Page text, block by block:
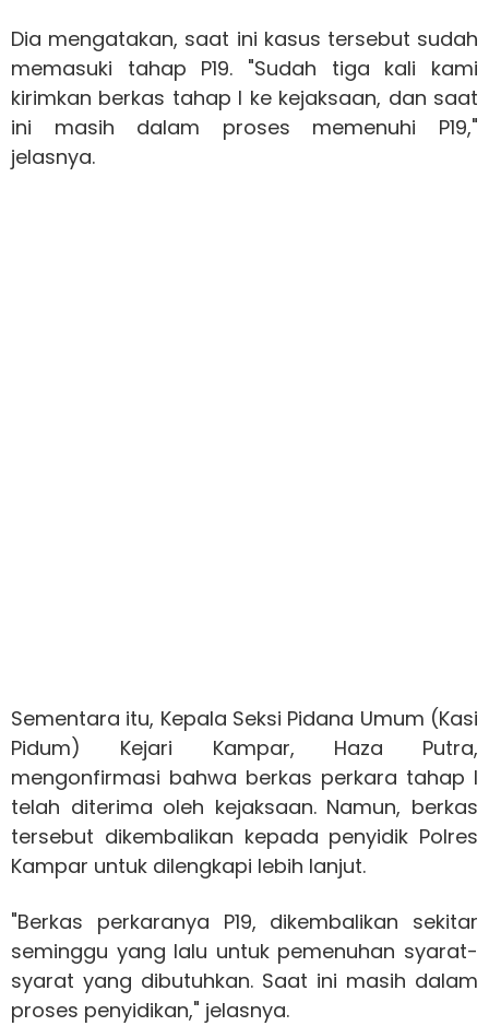
Dia mengatakan, saat ini kasus tersebut sudah
memasuki tahap P19. "Sudah tiga kali kami
kirimkan berkas tahap I ke kejaksaan, dan saat
ini masih dalam proses memenuhi P19,"
jelasnya.
Sementara itu, Kepala Seksi Pidana Umum (Kasi
Pidum) Kejari Kampar, Haza Putra,
mengonfirmasi bahwa berkas perkara tahap I
telah diterima oleh kejaksaan. Namun, berkas
tersebut dikembalikan kepada penyidik Polres
Kampar untuk dilengkapi lebih lanjut.
"Berkas perkaranya P19, dikembalikan sekitar
seminggu yang lalu untuk pemenuhan syarat-
syarat yang dibutuhkan. Saat ini masih dalam
proses penyidikan," jelasnya.